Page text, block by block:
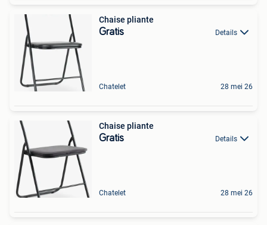
Chaise pliante
Gratis Details
Chatelet 28 mei 26
Chaise pliante
Gratis Details
Chatelet 28 mei 26